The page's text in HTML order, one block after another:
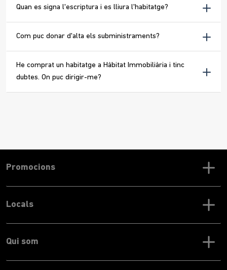
Quan es signa l'escriptura i es lliura l'habitatge?
Com puc donar d'alta els subministraments?
He comprat un habitatge a Hàbitat Immobiliària i tinc
dubtes. On puc dirigir-me?
Promocions
Locals
Qui som